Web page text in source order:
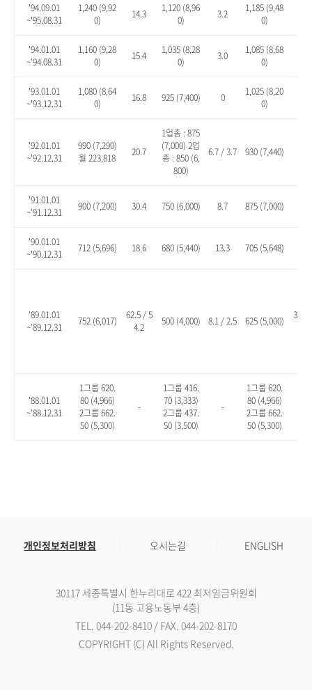
'94.09.01
~'95.08.31
1,240 (9,92
0)
14.3
1,120 (8,96
0)
3.2
1,185 (9,48
0)
'94.01.01
~'94.08.31
1,160 (9,28
0)
15.4
1,035 (8,28
0)
3.0
1,085 (8,68
0)
'93.01.01
~'93.12.31
1,080 (8,64
0)
16.8 925 (7,400) 0
1,025 (8,20
0)
'92.01.01
~'92.12.31
990 (7,290)
월 223,818
20.7
1업종 : 875
(7,000) 2업
종 : 850 (6,
800)
6.7 / 3.7 930 (7,440)
'91.01.01
~'91.12.31
900 (7,200) 30.4 750 (6,000) 8.7 875 (7,000)
'90.01.01
~'90.12.31
712 (5,696) 18.6 680 (5,440) 13.3 705 (5,648)
'89.01.01
~'89.12.31
752 (6,017)
62.5 / 5
4.2
500 (4,000) 8.1 / 2.5 625 (5,000)
35.1
'88.01.01
~'88.12.31
1그룹 620.
80 (4,966)
2그룹 662.
50 (5,300)
-
1그룹 416.
70 (3,333)
2그룹 437.
50 (3,500)
-
1그룹 620.
80 (4,966)
2그룹 662.
50 (5,300)
개인정보처리방침 오시는길 ENGLISH
30117 세종특별시 한누리대로 422 최저임금위원회
(11동 고용노동부 4층)
TEL. 044-202-8410 / FAX. 044-202-8170
COPYRIGHT (C) All Rights Reserved.